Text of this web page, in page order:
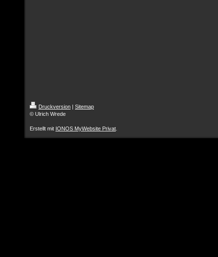
Druckversion | Sitemap
© Ulrich Wrede
Erstellt mit IONOS MyWebsite Privat